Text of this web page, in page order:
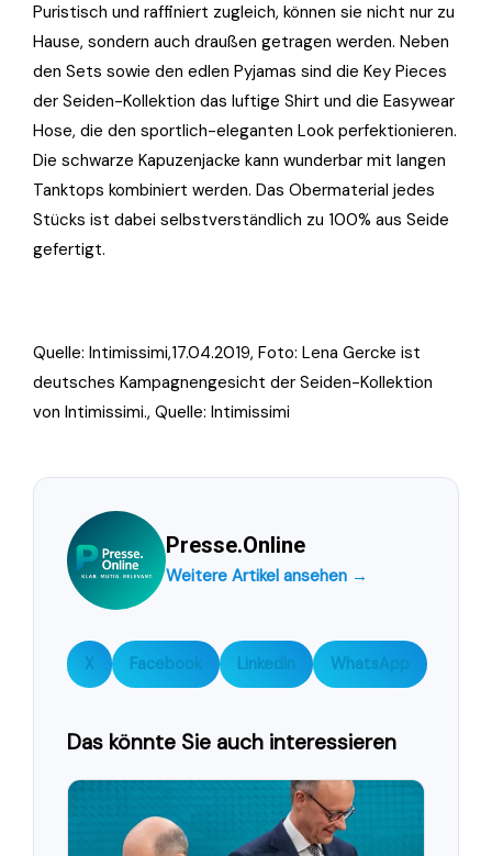
Puristisch und raffiniert zugleich, können sie nicht nur zu
Hause, sondern auch draußen getragen werden. Neben
den Sets sowie den edlen Pyjamas sind die Key Pieces
der Seiden-Kollektion das luftige Shirt und die Easywear
Hose, die den sportlich-eleganten Look perfektionieren.
Die schwarze Kapuzenjacke kann wunderbar mit langen
Tanktops kombiniert werden. Das Obermaterial jedes
Stücks ist dabei selbstverständlich zu 100% aus Seide
gefertigt.
Quelle: Intimissimi,17.04.2019, Foto: Lena Gercke ist
deutsches Kampagnengesicht der Seiden-Kollektion
von Intimissimi., Quelle: Intimissimi
Presse.Online
Weitere Artikel ansehen →
X Facebook LinkedIn WhatsApp
Das könnte Sie auch interessieren